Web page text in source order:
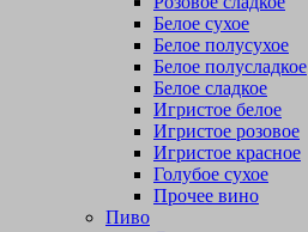
Белое сухое
Белое полусухое
Белое полусладкое
Белое сладкое
Игристое белое
Игристое розовое
Игристое красное
Голубое сухое
Прочее вино
Пиво